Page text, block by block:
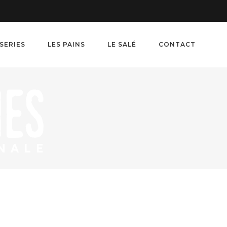
LES PAINS LE SALÉ CONTACT